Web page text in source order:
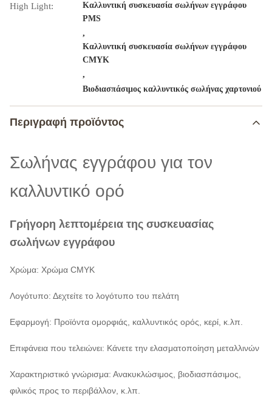
High Light:
Καλλυντική συσκευασία σωλήνων εγγράφου
PMS
,
Καλλυντική συσκευασία σωλήνων εγγράφου
CMYK
,
Βιοδιασπάσιμος καλλυντικός σωλήνας χαρτονιού
Περιγραφή προϊόντος
Σωλήνας εγγράφου για τον
καλλυντικό ορό
Γρήγορη λεπτομέρεια της συσκευασίας
σωλήνων εγγράφου
Χρώμα: Χρώμα CMYK
Λογότυπο: Δεχτείτε το λογότυπο του πελάτη
Εφαρμογή: Προϊόντα ομορφιάς, καλλυντικός ορός, κερί, κ.λπ.
Επιφάνεια που τελειώνει: Κάνετε την ελασματοποίηση μεταλλινών
Χαρακτηριστικό γνώρισμα: Ανακυκλώσιμος, βιοδιασπάσιμος,
φιλικός προς το περιβάλλον, κ.λπ.